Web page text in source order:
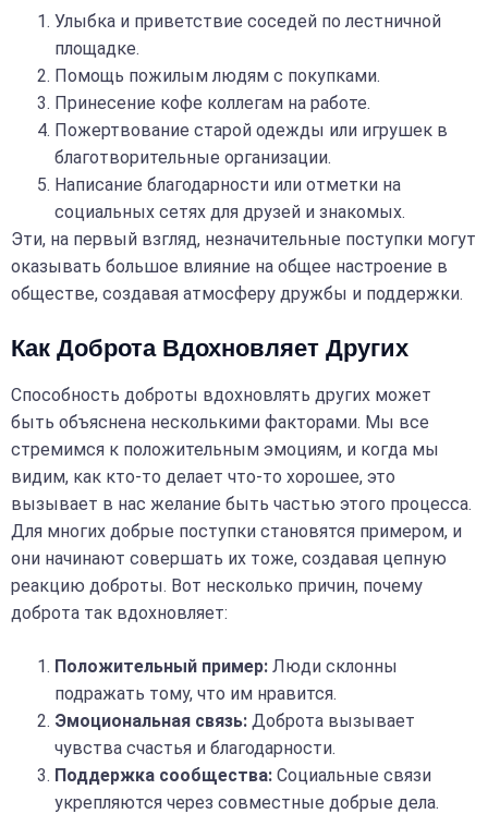
Улыбка и приветствие соседей по лестничной
площадке.
Помощь пожилым людям с покупками.
Принесение кофе коллегам на работе.
Пожертвование старой одежды или игрушек в
благотворительные организации.
Написание благодарности или отметки на
социальных сетях для друзей и знакомых.
Эти, на первый взгляд, незначительные поступки могут
оказывать большое влияние на общее настроение в
обществе, создавая атмосферу дружбы и поддержки.
Как Доброта Вдохновляет Других
Способность доброты вдохновлять других может
быть объяснена несколькими факторами. Мы все
стремимся к положительным эмоциям, и когда мы
видим, как кто-то делает что-то хорошее, это
вызывает в нас желание быть частью этого процесса.
Для многих добрые поступки становятся примером, и
они начинают совершать их тоже, создавая цепную
реакцию доброты. Вот несколько причин, почему
доброта так вдохновляет:
Положительный пример: Люди склонны
подражать тому, что им нравится.
Эмоциональная связь: Доброта вызывает
чувства счастья и благодарности.
Поддержка сообщества: Социальные связи
укрепляются через совместные добрые дела.